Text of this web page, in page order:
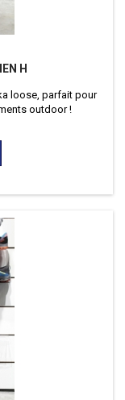
H
loose, parfait pour
outdoor !